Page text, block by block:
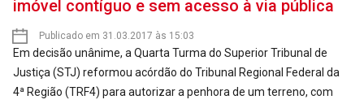
imóvel contíguo e sem acesso à via pública
Publicado em 31.03.2017 às 15:03
Em decisão unânime, a Quarta Turma do Superior Tribunal de
Justiça (STJ) reformou acórdão do Tribunal Regional Federal da
4ª Região (TRF4) para autorizar a penhora de um terreno, com